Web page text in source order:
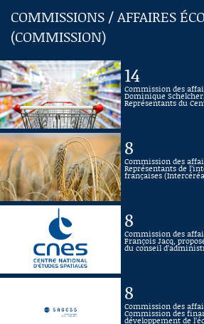
EN DIRECT
À LA DEMANDE
RECHERCHE
AIDE À LA DÉCOUPE
DE VIDÉOS
Séance publique
Questions au
Commissions
Présidence
Connaissance,
COMMISSIONS / AFFAIRES
(COMMISSION)
14
Commission des
Dominique
Représentants du
8
Commission des
Représentants de
françaises
8
Commission des
François Jacq,
du conseil
8
Commission des
Commission des
développement de